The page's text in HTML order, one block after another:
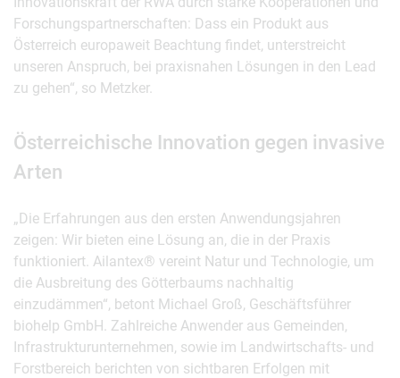
Forschungspartnerschaften: Dass ein Produkt aus
Österreich europaweit Beachtung findet, unterstreicht
unseren Anspruch, bei praxisnahen Lösungen in den Lead
zu gehen“, so Metzker.
Österreichische Innovation gegen invasive
Arten
„Die Erfahrungen aus den ersten Anwendungsjahren
zeigen: Wir bieten eine Lösung an, die in der Praxis
funktioniert. Ailantex® vereint Natur und Technologie, um
die Ausbreitung des Götterbaums nachhaltig
einzudämmen“, betont Michael Groß, Geschäftsführer
biohelp GmbH. Zahlreiche Anwender aus Gemeinden,
Infrastrukturunternehmen, sowie im Landwirtschafts- und
Forstbereich berichten von sichtbaren Erfolgen mit